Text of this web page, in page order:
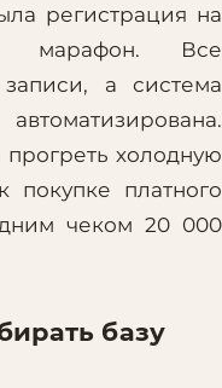
регистрация на
марафон. Все
а система
холодную
платного
чеком 20 000
базу